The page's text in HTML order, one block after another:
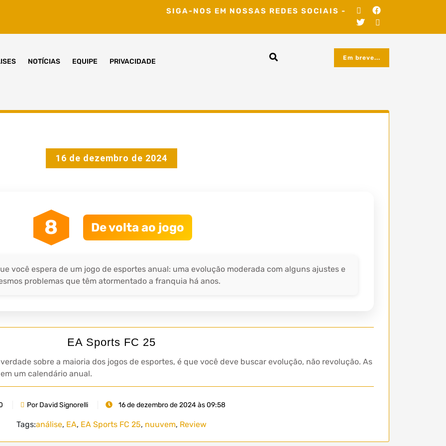
SIGA-NOS EM NOSSAS REDES SOCIAIS -
NOTÍCIAS EQUIPE PRIVACIDADE Em breve...
16 de dezembro de 2024
8 De volta ao jogo
você espera de um jogo de esportes anual: uma evolução moderada com alguns ajustes e
problemas que têm atormentado a franquia há anos.
EA Sports FC 25
sobre a maioria dos jogos de esportes, é que você deve buscar evolução, não revolução. As
um calendário anual.
Por David Signorelli 16 de dezembro de 2024 às 09:58
Tags:análise, EA, EA Sports FC 25, nuuvem, Review